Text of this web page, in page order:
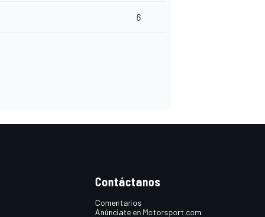
6
Contáctanos
Comentarios
Anúnciate en Motorsport.com